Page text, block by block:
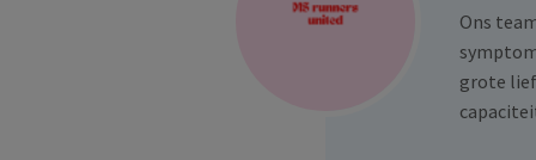
Ons
grote